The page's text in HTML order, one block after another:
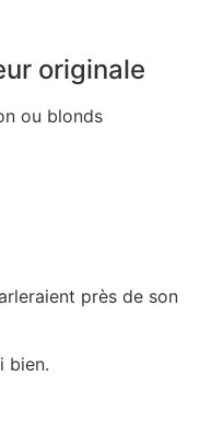
originale
ou blonds
près de son
bien.